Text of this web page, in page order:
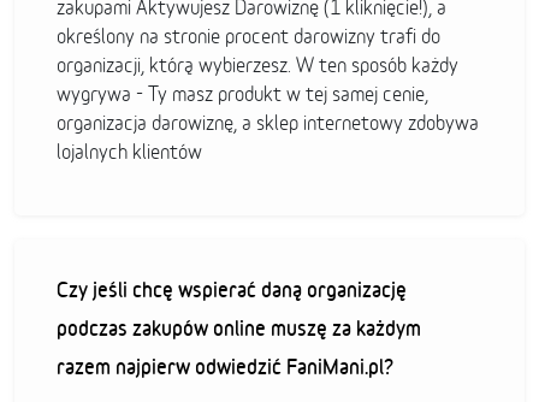
zakupami Aktywujesz Darowiznę (1 kliknięcie!), a
określony na stronie procent darowizny trafi do
organizacji, którą wybierzesz. W ten sposób każdy
wygrywa - Ty masz produkt w tej samej cenie,
organizacja darowiznę, a sklep internetowy zdobywa
lojalnych klientów
Czy jeśli chcę wspierać daną organizację
podczas zakupów online muszę za każdym
razem najpierw odwiedzić FaniMani.pl?